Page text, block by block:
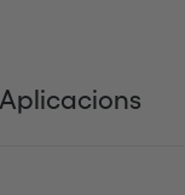
Aplicacions